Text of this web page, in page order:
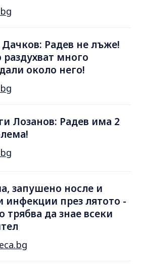
Радев не лъже!
много
около него!
Лозанов: Радев има 2
запушено носле и
инфекции през лятотo -
трябва да знае всеки